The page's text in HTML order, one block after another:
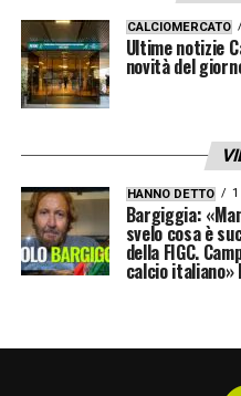
CALCIOMERCATO
Ultime notizie
novità del
HANNO DETTO
Bargiggia:
svelo cosa è
della FIGC.
calcio italiano»